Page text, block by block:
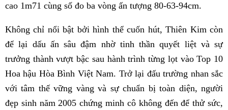
cao 1m71 cùng số đo ba vòng ấn tượng 80-63-94cm.
Không chỉ nổi bật bởi hình thể cuốn hút, Thiên Kim còn
để lại dấu ấn sâu đậm nhờ tinh thần quyết liệt và sự
trưởng thành vượt bậc sau hành trình từng lọt vào Top 10
Hoa hậu Hòa Bình Việt Nam. Trở lại đấu trường nhan sắc
với tâm thế vững vàng và sự chuẩn bị toàn diện, người
đẹp sinh năm 2005 chứng minh cô không đến để thử sức,